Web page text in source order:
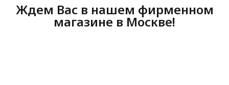
Ждем Вас в нашем фирменном
магазине в Москве!